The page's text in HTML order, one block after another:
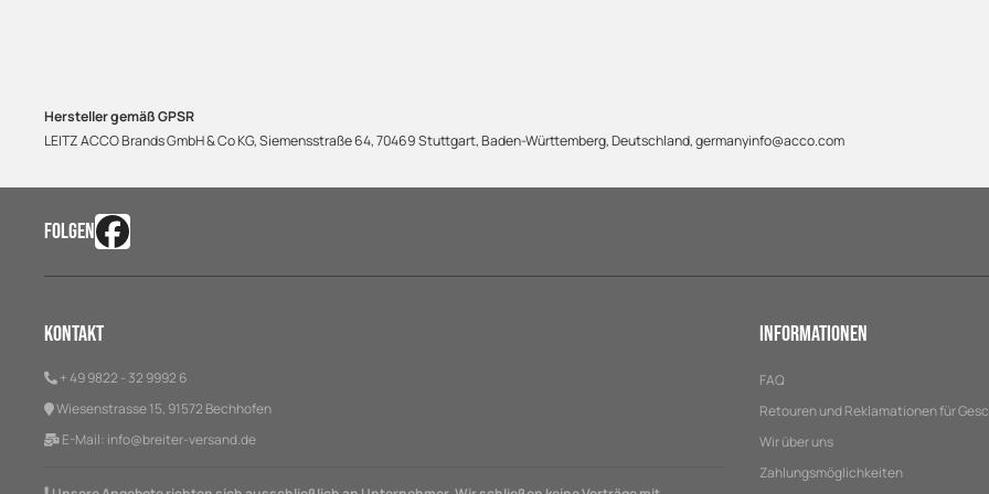
Hersteller gemäß GPSR
LEITZ ACCO Brands GmbH & Co KG, Siemensstraße 64, 70469 Stuttgart, Baden-Württemberg, Deutschland, germanyinfo@acco.com
FOLGEN
Kontakt
+ 49 9822 - 32 9992 6
Wiesenstrasse 15, 91572 Bechhofen
E-Mail: info@breiter-versand.de
Informationen
FAQ
Retouren und Reklamationen für
Wir über uns
Zahlungsmöglichkeiten